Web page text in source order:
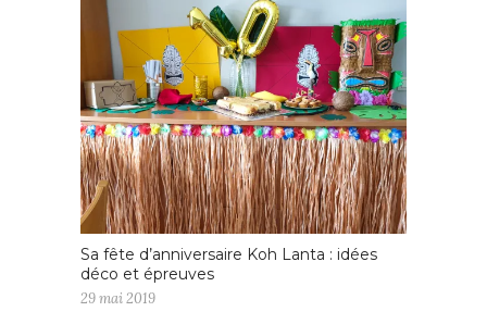
Sa fête d’anniversaire Koh Lanta : idées
déco et épreuves
29 mai 2019